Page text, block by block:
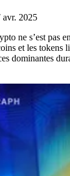
avr. 2025
ne s’est pas
et les tokens
dominantes